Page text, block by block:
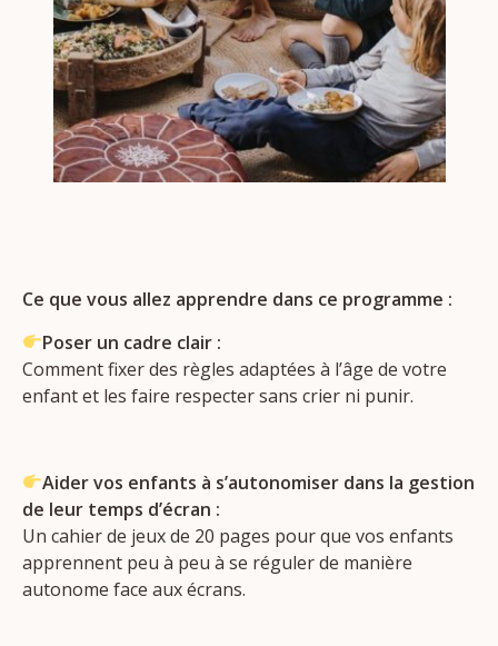
Ce que vous allez apprendre dans ce programme :
Poser un cadre clair :
Comment fixer des règles adaptées à l’âge de votre
enfant et les faire respecter sans crier ni punir.
Aider vos enfants à s’autonomiser dans la gestion
de leur temps d’écran :
Un cahier de jeux de 20 pages pour que vos enfants
apprennent peu à peu à se réguler de manière
autonome face aux écrans.